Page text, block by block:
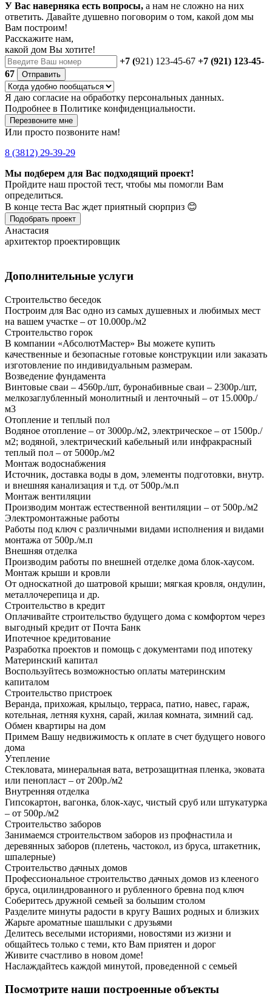
У Вас наверняка есть вопросы, а нам не сложно на них
ответить. Давайте душевно поговорим о том, какой дом мы
Вам построим!
Расскажите нам,
какой дом Вы хотите!
+7 (921) 123-45-67 +7 (921) 123-45-
67
Отправить
Я даю согласие на обработку персональных данных.
Подробнее в Политике конфиденциальности.
Перезвоните мне
Или просто позвоните нам!
8 (3812) 29-39-29
Мы подберем для Вас подходящий проект!
Пройдите наш простой тест, чтобы мы помогли Вам
определиться.
В конце теста Вас ждет приятный сюрприз 😊
Подобрать проект
Анастасия
архитектор проектировщик
Дополнительные услуги
Строительство беседок
Построим для Вас одно из самых душевных и любимых мест
на вашем участке – от 10.000р./м2
Строительство горок
В компании «АбсолютМастер» Вы можете купить
качественные и безопасные готовые конструкции или заказать
изготовление по индивидуальным размерам.
Возведение фундамента
Винтовые сваи – 4560р./шт, буронабивные сваи – 2300р./шт,
мелкозаглубленный монолитный и ленточный – от 15.000р./
м3
Отопление и теплый пол
Водяное отопление – от 3000р./м2, электрическое – от 1500р./
м2; водяной, электрический кабельный или инфракрасный
теплый пол – от 5000р./м2
Монтаж водоснабжения
Источник, доставка воды в дом, элементы подготовки, внутр.
и внешняя канализация и т.д. от 500р./м.п
Монтаж вентиляции
Производим монтаж естественной вентиляции – от 500р./м2
Электромонтажные работы
Работы под ключ с различными видами исполнения и видами
монтажа от 500р./м.п
Внешняя отделка
Производим работы по внешней отделке дома блок-хаусом.
Монтаж крыши и кровли
От односкатной до шатровой крыши; мягкая кровля, ондулин,
металлочерепица и др.
Строительство в кредит
Оплачивайте строительство будущего дома с комфортом через
выгодный кредит от Почта Банк
Ипотечное кредитование
Разработка проектов и помощь с документами под ипотеку
Материнский капитал
Воспользуйтесь возможностью оплаты материнским
капиталом
Строительство пристроек
Веранда, прихожая, крыльцо, терраса, патио, навес, гараж,
котельная, летняя кухня, сарай, жилая комната, зимний сад.
Обмен квартиры на дом
Примем Вашу недвижимость к оплате в счет будущего нового
дома
Утепление
Стекловата, минеральная вата, ветрозащитная пленка, эковата
или пенопласт – от 200р./м2
Внутренняя отделка
Гипсокартон, вагонка, блок-хаус, чистый сруб или штукатурка
– от 500р./м2
Строительство заборов
Занимаемся строительством заборов из профнастила и
деревянных заборов (плетень, частокол, из бруса, штакетник,
шпалерные)
Строительство дачных домов
Профессиональное строительство дачных домов из клееного
бруса, оцилиндрованного и рубленного бревна под ключ
Соберитесь дружной семьей за большим столом
Разделите минуты радости в кругу Ваших родных и близких
Жарьте ароматные шашлыки с друзьями
Делитесь веселыми историями, новостями из жизни и
общайтесь только с теми, кто Вам приятен и дорог
Живите счастливо в новом доме!
Наслаждайтесь каждой минутой, проведенной с семьей
Посмотрите наши построенные объекты